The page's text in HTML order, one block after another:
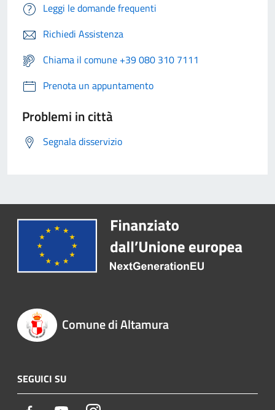
Leggi le domande frequenti
Richiedi Assistenza
Chiama il comune +39 080 310 7111
Prenota un appuntamento
Problemi in città
Segnala disservizio
Comune di Altamura
SEGUICI SU